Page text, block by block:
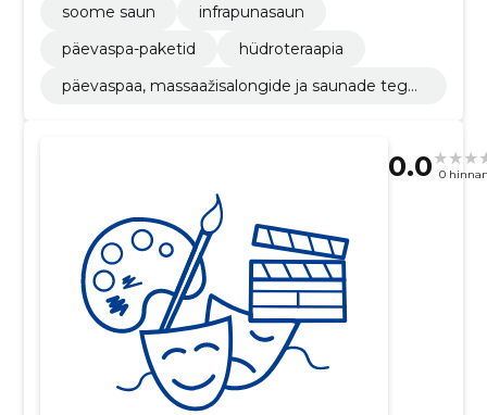
soome saun
infrapunasaun
päevaspa-paketid
hüdroteraapia
päevaspaa, massaažisalongide ja saunade tege
0.0 0